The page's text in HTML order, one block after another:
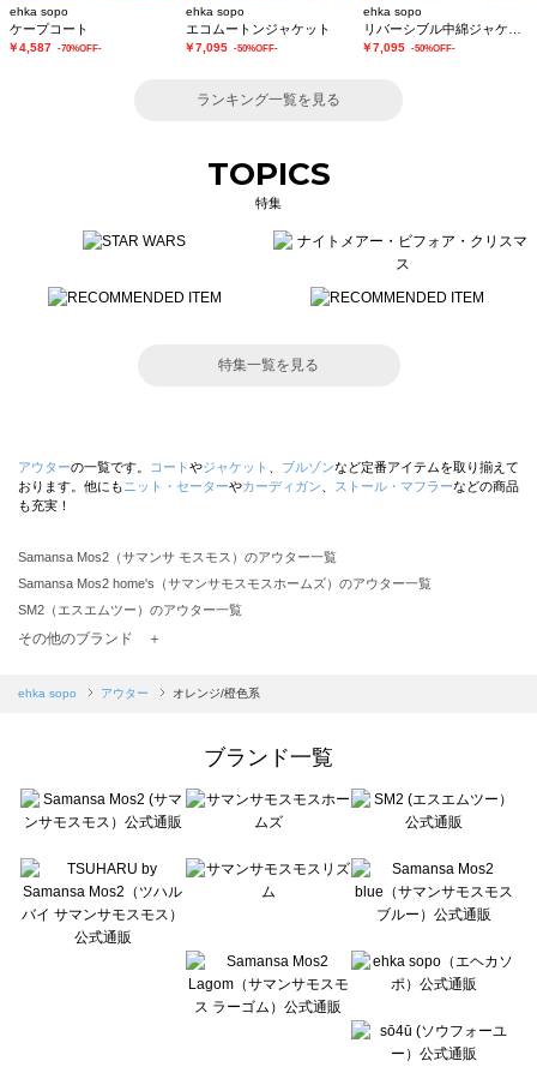
ehka sopo
ケープコート
￥4,587 -70%OFF-
ehka sopo
エコムートンジャケット
￥7,095 -50%OFF-
ehka sopo
￥7,095 -50%OFF-
ランキング一覧を見る
TOPICS
特集
特集一覧を見る
アウターの一覧です。 コート やジャケット ブルゾンなど定番アイテムを取り揃えて
おります。他にも ニット・セーターやカーディガン ストール・マフラーなどの商品
も充実！
Samansa Mos2（サマンサ モスモス）のアウター一覧
Samansa Mos2 home's（サマンサモスモスホームズ）のアウター一覧
SM2（エスエムツー）のアウター一覧
TSUHARU by Samansa Mos2（ツハルバイサマンサモスモス）のアウター一覧
Samansa Mos2 blue（サマンサモスモス ブルー）のアウター一覧
sō4ū（ソウフォーユー）のアウター一覧
Te chichi（テチチ）のアウター一覧
Te chichi CLASSIC（テチチ クラシック）のアウター一覧
Lugnoncure（ルノンキュール）のアウター一覧
BETTY'S BLUE（べティーズブルー）のアウター一覧
Wpc.（ワールドパーティー）のアウター一覧
その他のブランド ＋
ehka sopo アウター オレンジ/橙色系
ブランド一覧